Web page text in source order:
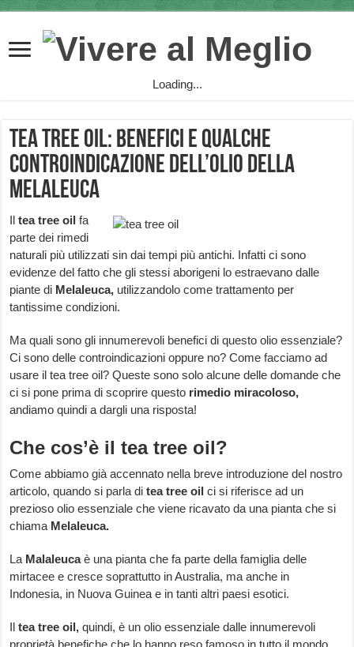
Loading...
Tea tree oil: benefici e qualche
controindicazione dell’olio della
Melaleuca
Iltea tree oil fa
parte dei rimedi
naturali più utilizzati sin dai tempi più antichi. Infatti ci sono
evidenze del fatto che gli stessi aborigeni lo estraevano dalle
piante di Melaleuca, utilizzandolo come trattamento per
tantissime condizioni.
Ma quali sono gli innumerevoli benefici di questo olio essenziale?
Ci sono delle controindicazioni oppure no? Come facciamo ad
usare il tea tree oil? Queste sono solo alcune delle domande che
ci si pone prima di scoprire questo rimedio miracoloso,
andiamo quindi a dargli una risposta!
Che cos’è il tea tree oil?
Come abbiamo già accennato nella breve introduzione del nostro
articolo, quando si parla ditea tree oil ci si riferisce ad un
prezioso olio essenziale che viene ricavato da una pianta che si
chiama Melaleuca.
La Malaleucaè una pianta che fa parte della famiglia delle
mirtacee e cresce soprattutto in Australia, ma anche in
Indonesia, in Nuova Guinea e in tanti altri paesi esotici.
Iltea tree oil, quindi, è un olio essenziale dalle innumerevoli